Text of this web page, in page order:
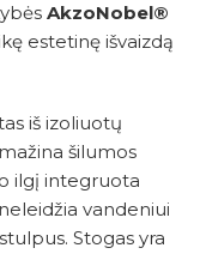
AkzoNobel®
estetinę išvaizdą
iš izoliuotų
šilumos
ilgį integruota
vandeniui
Stogas yra